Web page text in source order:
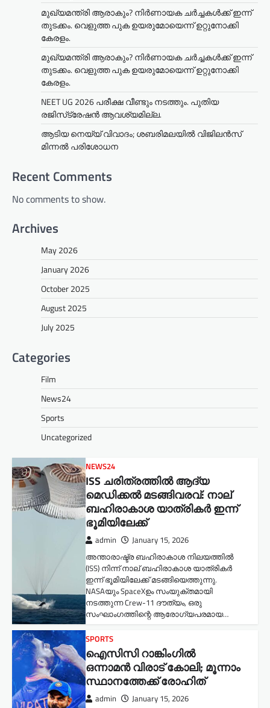
മുഖ്യമന്ത്രി ആരാകും? നിർണായക ചർച്ചകൾക്ക് ഇന്ന്
തുടക്കം. വെളുത്ത പുക ഉയരുമോയെന്ന് ഉറ്റുനോക്കി
കേരളം.
മുഖ്യമന്ത്രി ആരാകും? നിർണായക ചർച്ചകൾക്ക് ഇന്ന്
തുടക്കം. വെളുത്ത പുക ഉയരുമോയെന്ന് ഉറ്റുനോക്കി
കേരളം.
NEET UG 2026 പരീക്ഷ വീണ്ടും നടത്തും. പുതിയ
രജിസ്‌ട്രേഷൻ ആവശ്യമില്ല.
ആടിയ നെയ്യ് വിവാദം; ശബരിമലയില്‍ വിജിലന്‍സ്
മിന്നല്‍ പരിശോധന
Recent Comments
No comments to show.
Archives
May 2026
January 2026
October 2025
August 2025
July 2025
Categories
Film
News24
Sports
Uncategorized
NEWS24
ISS ചരിത്രത്തിൽ ആദ്യ
മെഡിക്കൽ മടങ്ങിവരവ്: നാല്
ബഹിരാകാശ യാത്രികർ ഇന്ന്
ഭൂമിയിലേക്ക്
admin January 15, 2026
അന്താരാഷ്ട്ര ബഹിരാകാശ നിലയത്തിൽ
(ISS) നിന്ന് നാല് ബഹിരാകാശ യാത്രികർ
ഇന്ന് ഭൂമിയിലേക്ക് മടങ്ങിയെത്തുന്നു.
NASAയും SpaceXഉം സംയുക്തമായി
നടത്തുന്ന Crew-11 ദൗത്യം, ഒരു
സംഘാംഗത്തിന്റെ ആരോഗ്യപരമായ…
SPORTS
ഐസിസി റാങ്കിംഗിൽ
ഒന്നാമൻ വിരാട് കോലി; മൂന്നാം
സ്ഥാനത്തേക്ക് രോഹിത്
admin January 15, 2026